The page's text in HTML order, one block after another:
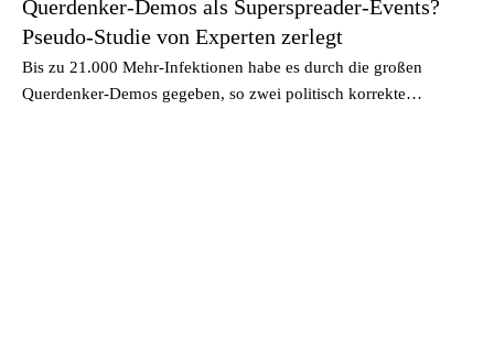
Querdenker-Demos als Superspreader-Events?
Pseudo-Studie von Experten zerlegt
Bis zu 21.000 Mehr-Infektionen habe es durch die großen
Querdenker-Demos gegeben, so zwei politisch korrekte…